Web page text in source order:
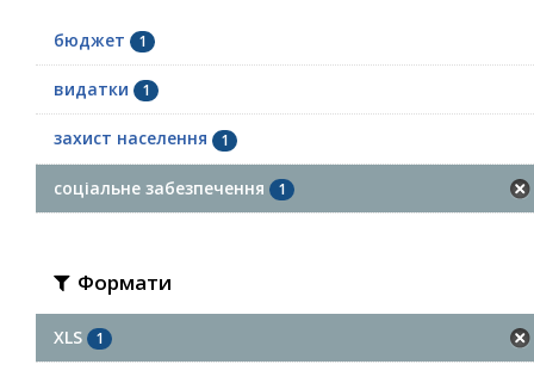
бюджет 1
видатки 1
захист населення 1
соціальне забезпечення 1
Формати
XLS 1